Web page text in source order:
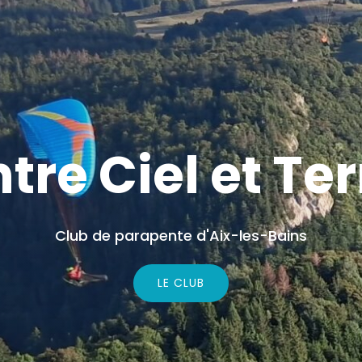
Ciel et
Club de parapente d'Aix-les-Bains
LE CLUB